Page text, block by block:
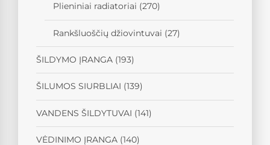
Plieniniai radiatoriai (270)
Rankšluoščių džiovintuvai (27)
ŠILDYMO ĮRANGA (193)
ŠILUMOS SIURBLIAI (139)
VANDENS ŠILDYTUVAI (141)
VĖDINIMO ĮRANGA (140)